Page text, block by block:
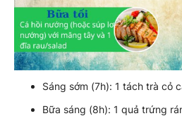
Sáng sớm (7h): 1 tách trà cỏ
Bữa sáng (8h): 1 quả trứng